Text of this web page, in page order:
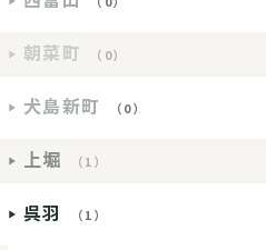
朝菜町 （0）
犬島新町 （0）
上堀 （1）
呉羽 （1）